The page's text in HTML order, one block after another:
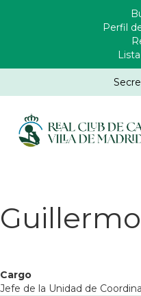
Perfil
Cargo
Jefe de la Unidad de